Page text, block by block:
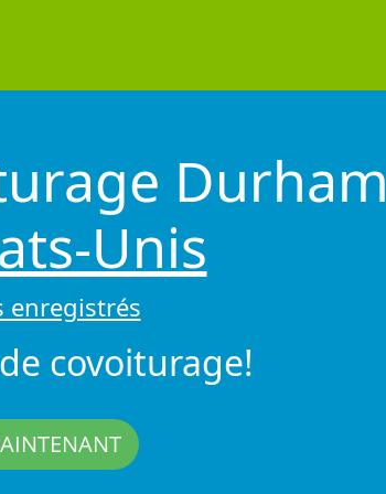
Durham
Unis
enregistrés
covoiturage!